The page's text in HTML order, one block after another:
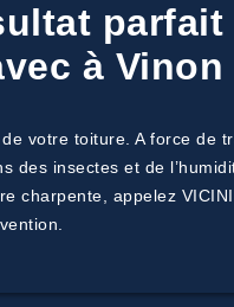
à Vinon
votre toiture. A force
insectes et de
charpente, appelez